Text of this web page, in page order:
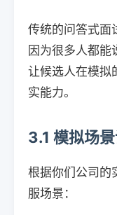
传统的问答式面
因为很多人都
让候选人在模拟
实能力。
3.1 模拟场
根据你们公司的
服场景：